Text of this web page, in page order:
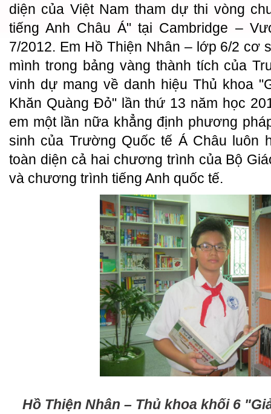
diện của Việt Nam tham dự thi vòng
tiếng Anh Châu Á" tại Cambridge –
7/2012. Em Hồ Thiện Nhân – lớp 6/2 cơ
mình trong bảng vàng thành tích của
vinh dự mang về danh hiệu Thủ khoa
Khăn Quàng Đỏ" lần thứ 13 năm học
em một lần nữa khẳng định phương
sinh của Trường Quốc tế Á Châu luôn
toàn diện cả hai chương trình của Bộ
và chương trình tiếng Anh quốc tế.
Hồ Thiện Nhân – Thủ khoa khối 6